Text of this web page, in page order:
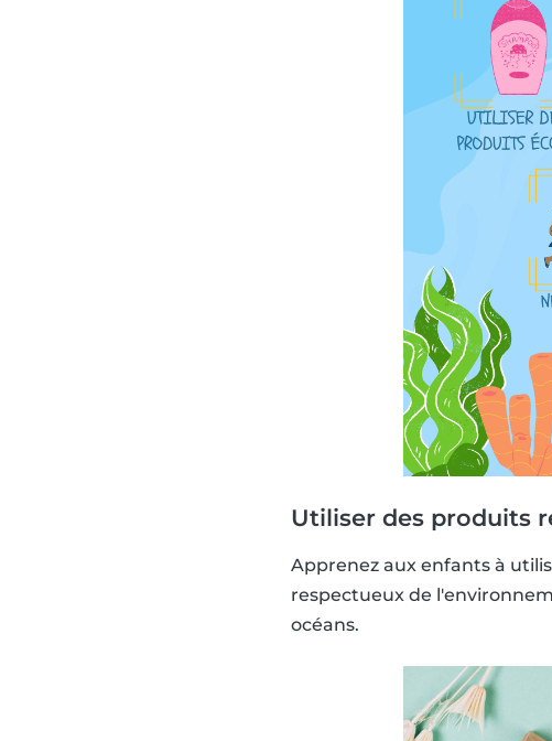
Utiliser des produits
Apprenez aux enfants à
respectueux de
océans.